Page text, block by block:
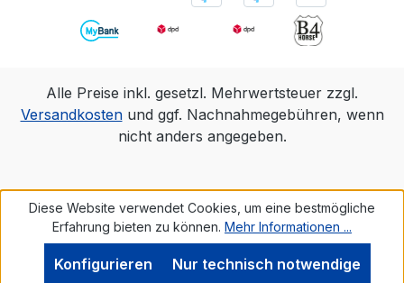
Alle Preise inkl. gesetzl. Mehrwertsteuer zzgl.
Versandkostenund ggf. Nachnahmegebühren, wenn
nicht anders angegeben.
Diese Website verwendet Cookies, um eine bestmögliche
Erfahrung bieten zu können. Mehr Informationen ...
Nur technisch notwendige
Konfigurieren